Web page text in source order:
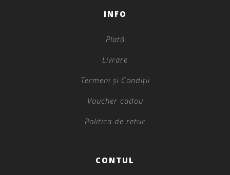
INFO
Plată
Livrare
Termeni și Condiții
Voucher cadou
Politica de retur
CONTUL